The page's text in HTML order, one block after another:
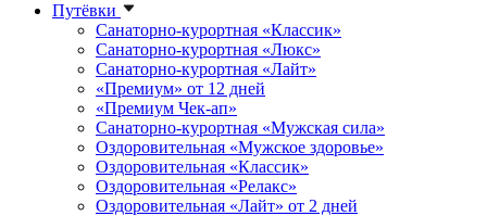
Путёвки
Санаторно-курортная «Классик»
Санаторно-курортная «Люкс»
Санаторно-курортная «Лайт»
«Премиум» от 12 дней
«Премиум Чек-ап»
Санаторно-курортная «Мужская сила»
Оздоровительная «Мужское здоровье»
Оздоровительная «Классик»
Оздоровительная «Релакс»
Оздоровительная «Лайт» от 2 дней